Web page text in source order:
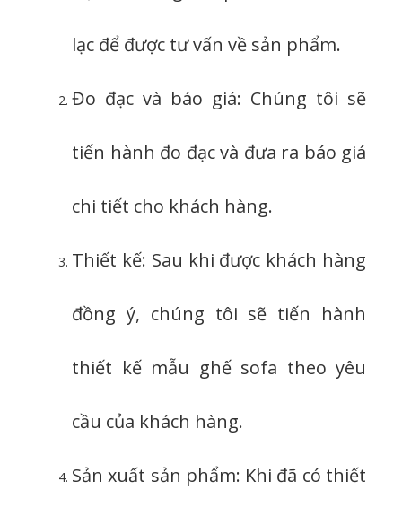
lạc để được tư vấn về sản phẩm.
Đo đạc và báo giá: Chúng tôi sẽ
tiến hành đo đạc và đưa ra báo giá
chi tiết cho khách hàng.
Thiết kế: Sau khi được khách hàng
đồng ý, chúng tôi sẽ tiến hành
thiết kế mẫu ghế sofa theo yêu
cầu của khách hàng.
Sản xuất sản phẩm: Khi đã có thiết